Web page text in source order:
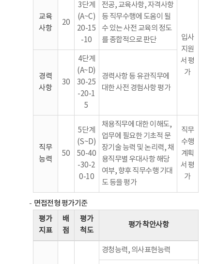
교육
사항
20
3단계
(A~C)
20-15
-10
전공, 교육사항, 자격사항
등 직무수행에 도움이 될
수 있는 사전 교육의 정도
를 종합적으로 판단
입사
지원
서 평
가
경력
사항
30
4단계
(A~D)
30-25
-20-1
5
경력사항 등 유관직무에
대한 사전 경험사항 평가
직무
능력
50
5단계
(S~D)
50-40
-30-2
0-10
채용직무에 대한 이해도,
업무에 필요한 기초적 문
장기술 능력 및 논리력, 채
용직무별 우대사항 해당
여부, 향후 직무수행 기대
도 등을 평가
직무
수행
계획
서 평
가
면접전형 평가기준
평가
지표
배
점
평가
척도
평가 착안사항
경청능력, 의사표현능력